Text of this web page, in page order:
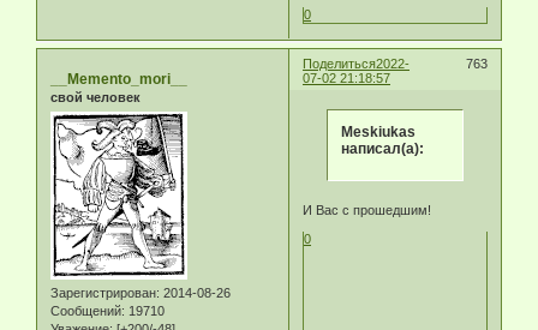
0
Поделиться 763
2022-
07-02 21:18:57
__Memento_mori__
свой человек
Зарегистрирован: 2014-08-26
Сообщений: 19710
Meskiukas
написал(а):
И Вас с прошедшим!
0